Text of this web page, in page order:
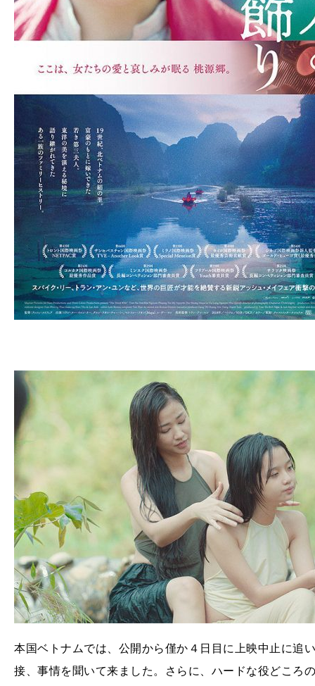
本国ベトナムでは、公開から僅か４日目に上映中止に追
接、事情を聞いて来ました。さらに、ハードな役どころ